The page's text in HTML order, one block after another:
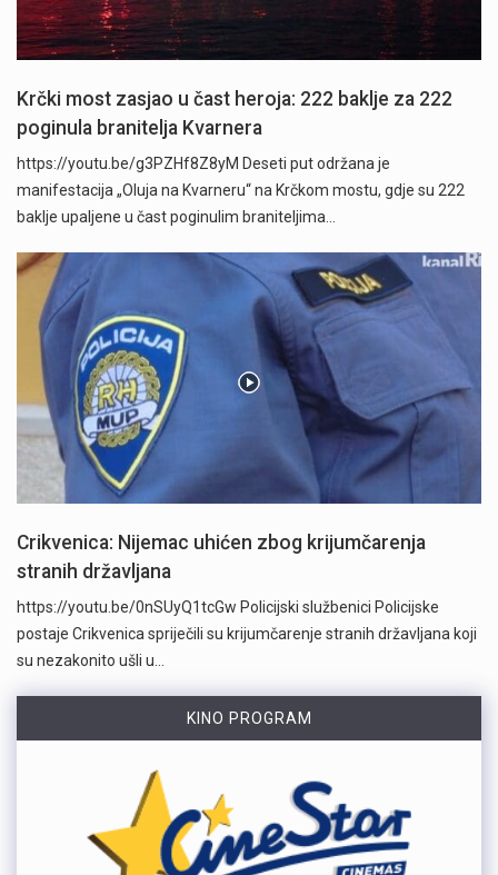
Krčki most zasjao u čast heroja: 222 baklje za 222
poginula branitelja Kvarnera
https://youtu.be/g3PZHf8Z8yM Deseti put održana je
manifestacija „Oluja na Kvarneru“ na Krčkom mostu, gdje su 222
baklje upaljene u čast poginulim braniteljima…
Crikvenica: Nijemac uhićen zbog krijumčarenja
stranih državljana
https://youtu.be/0nSUyQ1tcGw Policijski službenici Policijske
postaje Crikvenica spriječili su krijumčarenje stranih državljana koji
su nezakonito ušli u…
KINO PROGRAM